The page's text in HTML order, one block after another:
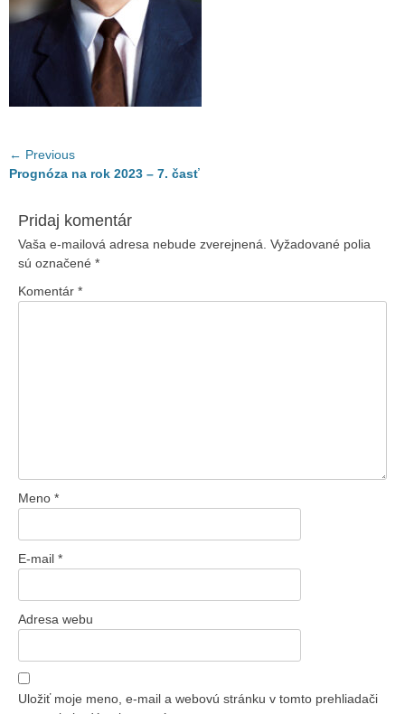
Navigácia
v
← Previous
Previous
Prognóza na rok 2023 – 7. časť
Pridaj komentár
Vaša e-mailová adresa nebude zverejnená. Vyžadované polia
sú označené *
Komentár *
Meno *
E-mail *
Adresa webu
Uložiť moje meno, e-mail a webovú stránku v tomto prehliadači